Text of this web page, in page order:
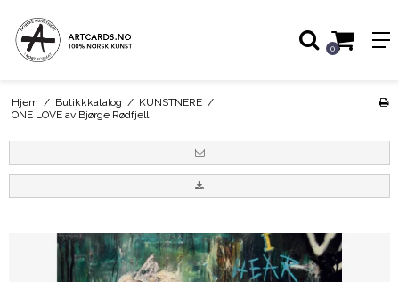
0
Hjem / Butikkkatalog / KUNSTNERE /
ONE LOVE av Bjørge Rødfjell